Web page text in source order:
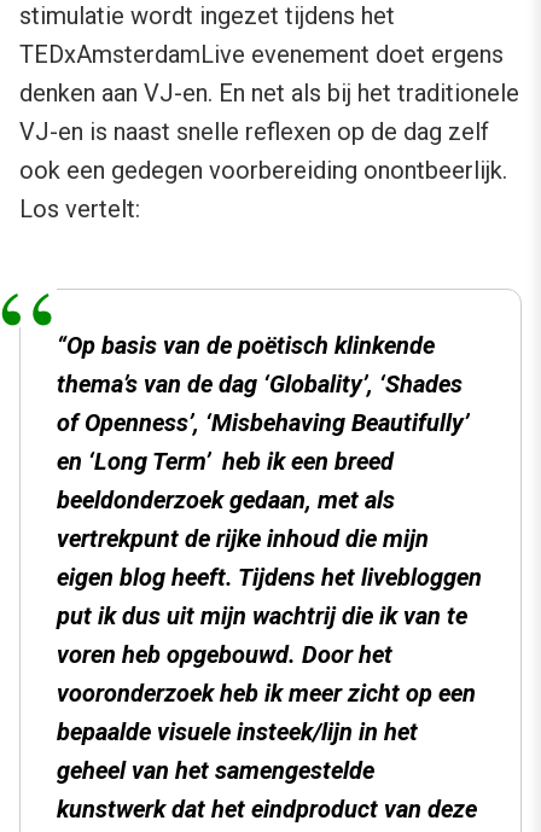
stimulatie wordt ingezet tijdens het
TEDxAmsterdamLive evenement doet ergens
denken aan VJ-en. En net als bij het traditionele
VJ-en is naast snelle reflexen op de dag zelf
ook een gedegen voorbereiding onontbeerlijk.
Los vertelt:
“Op basis van de poëtisch klinkende
thema’s van de dag ‘Globality’, ‘Shades
of Openness’, ‘Misbehaving Beautifully’
en ‘Long Term’ heb ik een breed
beeldonderzoek gedaan, met als
vertrekpunt de rijke inhoud die mijn
eigen blog heeft. Tijdens het livebloggen
put ik dus uit mijn wachtrij die ik van te
voren heb opgebouwd. Door het
vooronderzoek heb ik meer zicht op een
bepaalde visuele insteek/lijn in het
geheel van het samengestelde
kunstwerk dat het eindproduct van deze